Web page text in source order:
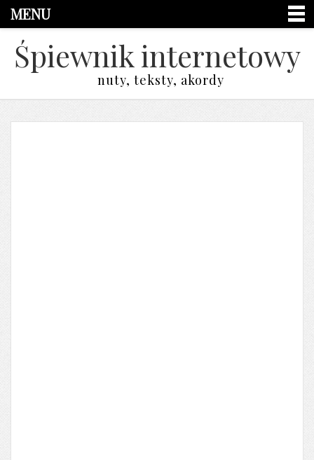
MENU
Śpiewnik internetowy
nuty, teksty, akordy